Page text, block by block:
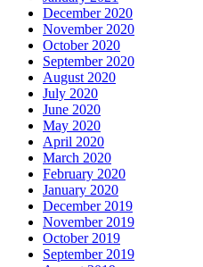
December 2020
November 2020
October 2020
September 2020
August 2020
July 2020
June 2020
May 2020
April 2020
March 2020
February 2020
January 2020
December 2019
November 2019
October 2019
September 2019